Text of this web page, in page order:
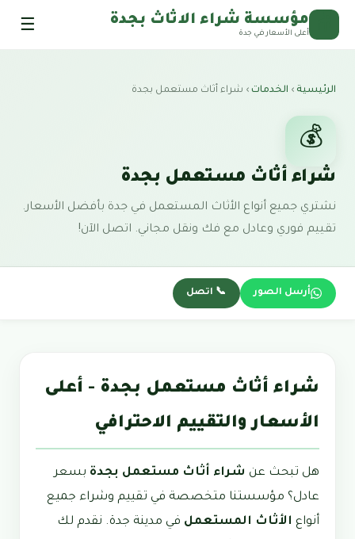
مؤسسة شراء الاثاث بجدة
أعلى الأسعار في جدة ☰
الرئيسية › الخدمات › شراء أثاث مستعمل بجدة
💰
شراء أثاث مستعمل بجدة
نشتري جميع أنواع الأثاث المستعمل في جدة بأفضل الأسعار.
تقييم فوري وعادل مع فك ونقل مجاني. اتصل الآن!
أرسل الصور 📞 اتصل
شراء أثاث مستعمل بجدة - أعلى
الأسعار والتقييم الاحترافي
هل تبحث عن شراء أثاث مستعمل بجدة بسعر
عادل؟ مؤسستنا متخصصة في تقييم وشراء جميع
أنواع الأثاث المستعمل في مدينة جدة. نقدم لك